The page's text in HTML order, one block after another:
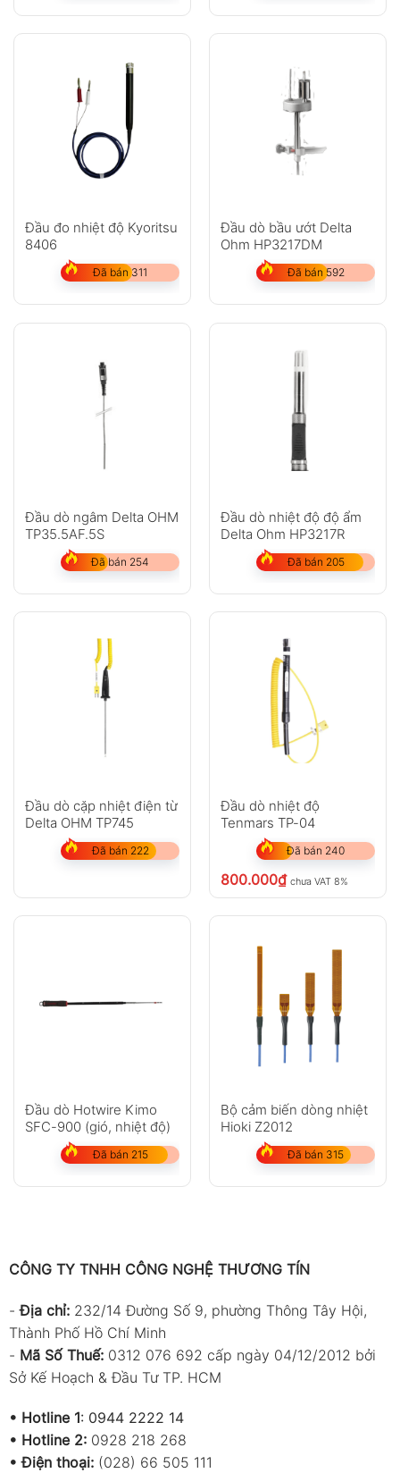
Đầu đo nhiệt độ Kyoritsu
8406
Đã bán 311
Đầu dò bầu ướt Delta
Ohm HP3217DM
Đã bán 592
Đầu dò ngâm Delta OHM
TP35.5AF.5S
Đã bán 254
Đầu dò nhiệt độ độ ẩm
Delta Ohm HP3217R
Đã bán 205
Đầu dò cặp nhiệt điện từ
Delta OHM TP745
Đã bán 222
Đầu dò nhiệt độ
Tenmars TP-04
Đã bán 240
800.000₫ chưa VAT 8%
Đầu dò Hotwire Kimo
SFC-900 (gió, nhiệt độ)
Đã bán 215
Bộ cảm biến dòng nhiệt
Hioki Z2012
Đã bán 315
CÔNG TY TNHH CÔNG NGHỆ THƯƠNG TÍN
-Địa chỉ: 232/14 Đường Số 9, phường Thông Tây Hội,
Thành Phố Hồ Chí Minh
- Mã Số Thuế: 0312 076 692 cấp ngày 04/12/2012 bởi
Sở Kế Hoạch & Đầu Tư TP. HCM
• Hotline 1: 0944 2222 14
• Hotline 2: 0928 218 268
• Điện thoại: (028) 66 505 111